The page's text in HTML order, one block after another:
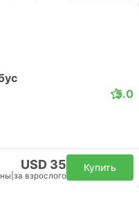
5.0
USD 35
за взрослого
Купить